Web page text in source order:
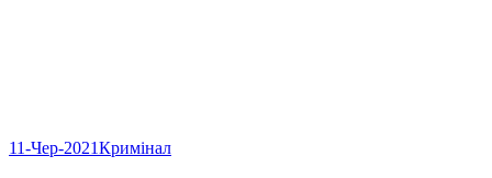
11-Чер-2021Кримінал